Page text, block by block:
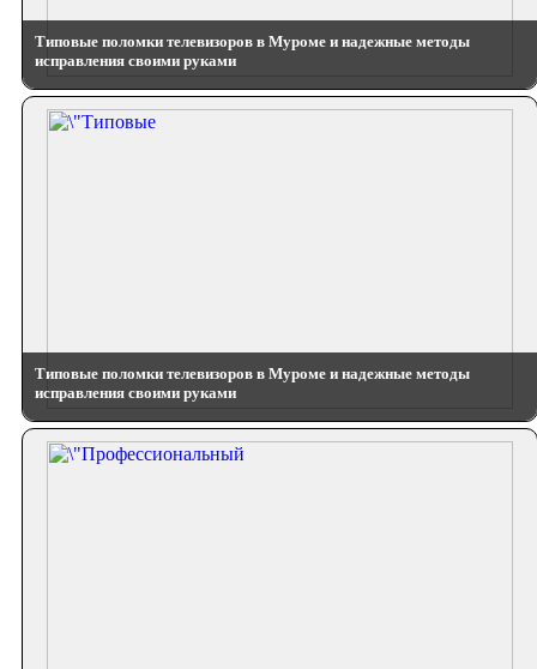
Типовые поломки телевизоров в Муроме и надежные методы
исправления своими руками
Типовые поломки телевизоров в Муроме и надежные методы
исправления своими руками